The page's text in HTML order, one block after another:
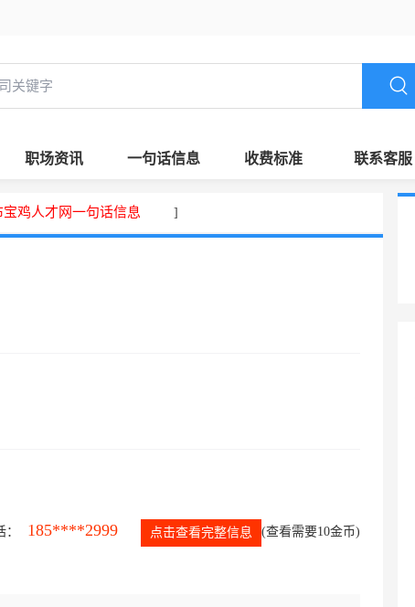
职场资讯 一句话信息 收费标准 联系客服
宝鸡人才网一句话信息 ]
185****2999 点击查看完整信息 (查看需要10金币)